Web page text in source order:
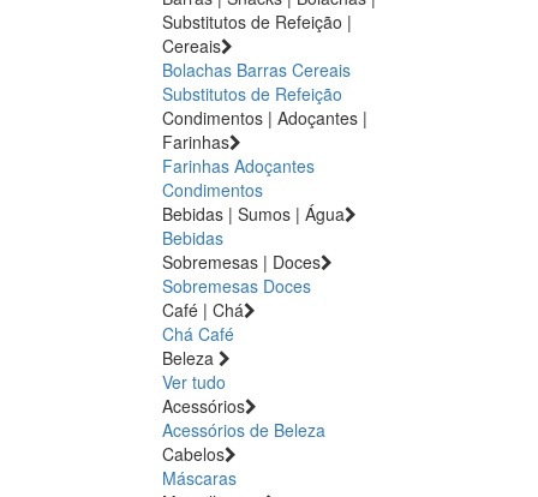
Substitutos de Refeição |
Cereais
Bolachas Barras Cereais
Substitutos de Refeição
Condimentos | Adoçantes |
Farinhas
Farinhas Adoçantes
Condimentos
Bebidas | Sumos | Água
Bebidas
Sobremesas | Doces
Sobremesas Doces
Café | Chá
Chá Café
Beleza
Ver tudo
Acessórios
Acessórios de Beleza
Cabelos
Máscaras